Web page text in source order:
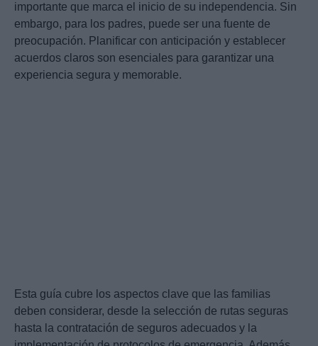
importante que marca el inicio de su independencia. Sin
embargo, para los padres, puede ser una fuente de
preocupación. Planificar con anticipación y establecer
acuerdos claros son esenciales para garantizar una
experiencia segura y memorable.
Esta guía cubre los aspectos clave que las familias
deben considerar, desde la selección de rutas seguras
hasta la contratación de seguros adecuados y la